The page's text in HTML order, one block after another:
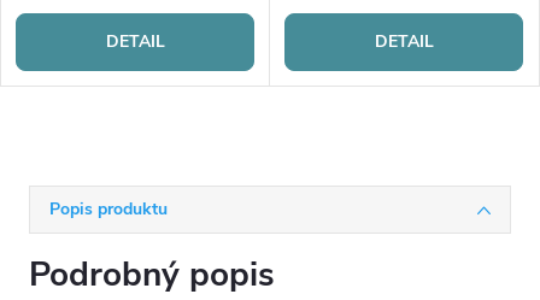
Popis produktu
Podrobný popis
DETAIL DETAIL